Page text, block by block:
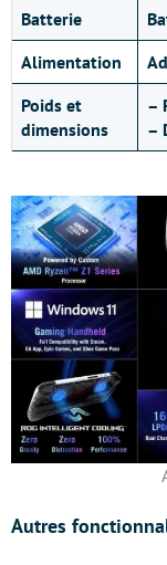
Batterie
Alimentation
Poids et
dimensions
–
–
Autres